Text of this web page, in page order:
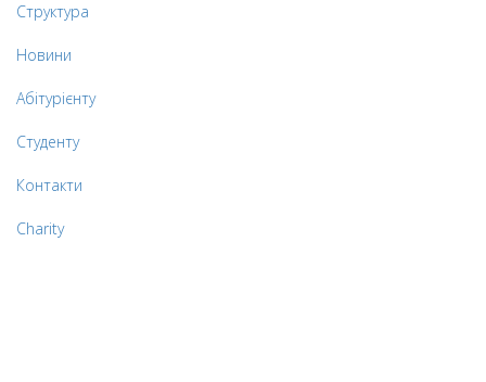
Структура
Новини
Абітурієнту
Студенту
Контакти
Charity